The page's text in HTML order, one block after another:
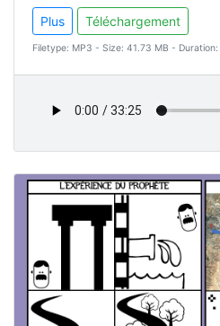
Plus Téléchargement
Filetype: MP3 - Size: 41.73 MB -